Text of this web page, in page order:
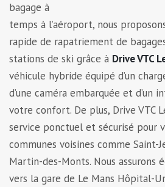
bagage à
temps à l’aéroport, nous
rapide de rapatriement de
stations de ski grâce à Drive VTC
véhicule hybride équipé d’un
d’une caméra embarquée et d’un
votre confort. De plus, Drive VTC
service ponctuel et sécurisé pour
communes voisines comme Saint-
Martin-des-Monts. Nous assurons
vers la gare de Le Mans Hôpital-